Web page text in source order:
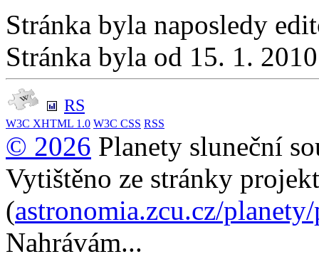
Stránka byla naposledy
Stránka byla od 15. 1.
RS
W3C XHTML 1.0 W3C CSS RSS
© 2026 Planety sluneční
Vytištěno ze stránky
(astronomia.zcu.cz/
Nahrávám...